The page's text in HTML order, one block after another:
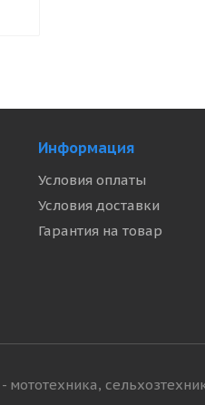
Информация
Условия оплаты
Условия доставки
Гарантия на товар
мототехника,